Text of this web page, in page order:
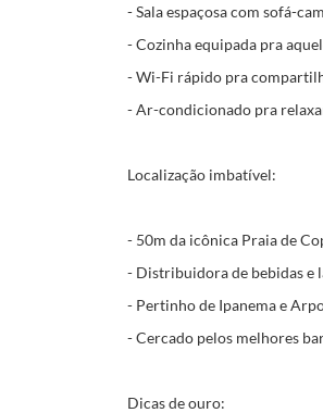
- Sala espaçosa com sofá-
- Cozinha equipada pra
- Wi-Fi rápido pra
- Ar-condicionado pra
Localização imbatível:
- 50m da icônica Praia de
- Distribuidora de bebidas e
- Pertinho de Ipanema e
- Cercado pelos melhores
Dicas de ouro: